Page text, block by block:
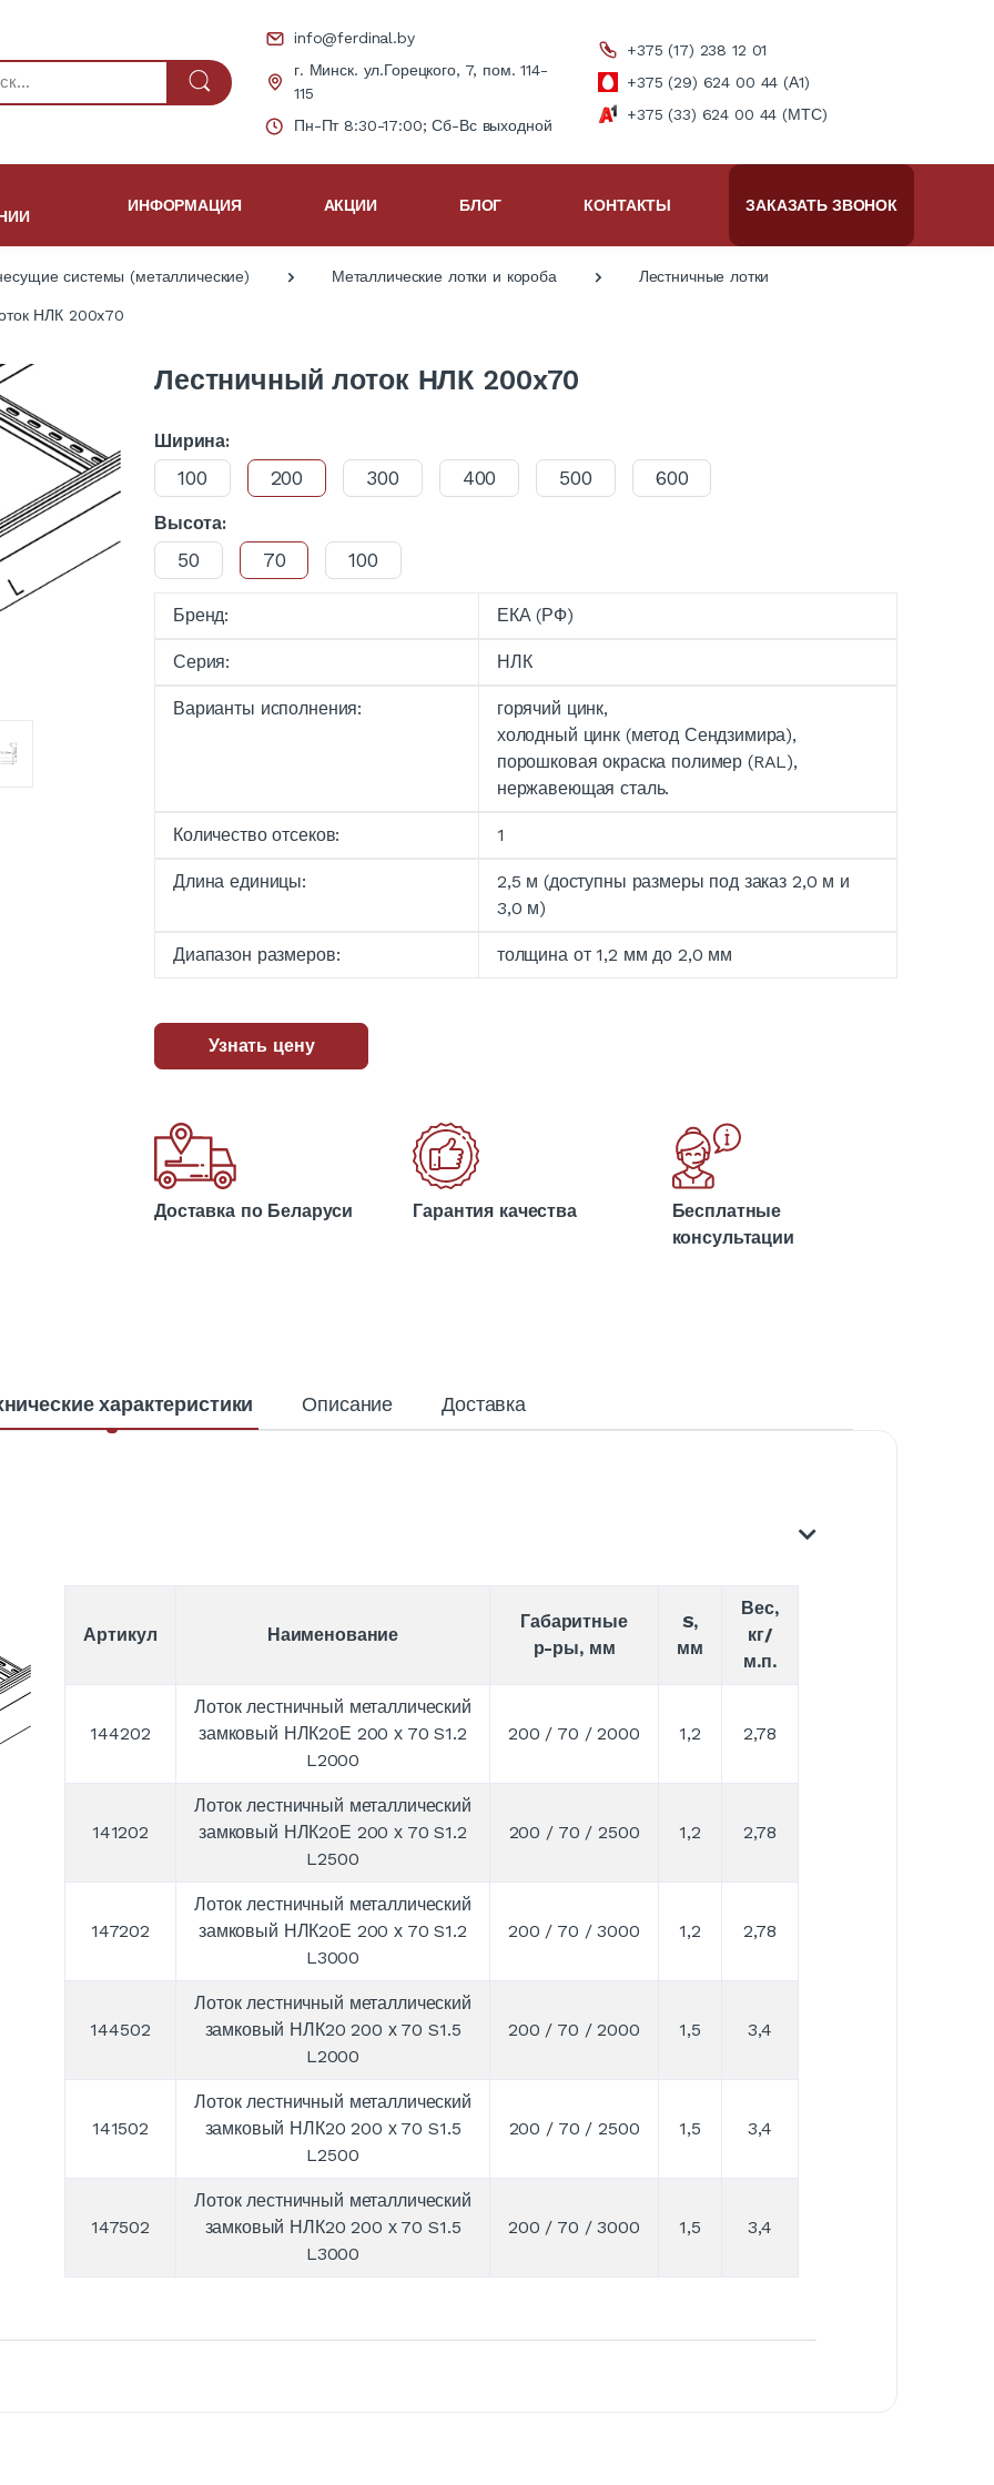
info@ferdinal.by
г. Минск. ул.Горецкого, 7, пом. 114-
115
Пн-Пт 8:30-17:00; Сб-Вс выходной
+375 (17) 238 12 01
+375 (29) 624 00 44 (А1)
+375 (33) 624 00 44 (МТС)
ИНФОРМАЦИЯ АКЦИИ БЛОГ КОНТАКТЫ ЗАКАЗАТЬ ЗВОНОК
системы (металлические) Металлические лотки и короба Лестничные лотки
НЛК 200x70
Лестничный лоток НЛК 200x70
Ширина:
100 200 300 400 500 600
Высота:
50 70 100
Бренд: ЕКА (РФ)
Серия: НЛК
Варианты исполнения:
горячий цинк,
холодный цинк (метод Сендзимира),
порошковая окраска полимер (RAL),
нержавеющая сталь.
Количество отсеков: 1
Длина единицы:
2,5 м (доступны размеры под заказ 2,0 м и
3,0 м)
Диапазон размеров: толщина от 1,2 мм до 2,0 мм
Узнать цену
Доставка по Беларуси Гарантия качества
Бесплатные
консультации
характеристики Описание Доставка
Артикул Наименование
Габаритные
р-ры, мм
S,
мм
Вес,
кг/
м.п.
144202
Лоток лестничный металлический
замковый НЛК20Е 200 х 70 S1.2
L2000
200 / 70 / 2000 1,2 2,78
141202
Лоток лестничный металлический
замковый НЛК20Е 200 х 70 S1.2
L2500
200 / 70 / 2500 1,2 2,78
147202
Лоток лестничный металлический
замковый НЛК20Е 200 х 70 S1.2
L3000
200 / 70 / 3000 1,2 2,78
144502
Лоток лестничный металлический
замковый НЛК20 200 х 70 S1.5
L2000
200 / 70 / 2000 1,5 3,4
141502
Лоток лестничный металлический
замковый НЛК20 200 х 70 S1.5
L2500
200 / 70 / 2500 1,5 3,4
147502
Лоток лестничный металлический
замковый НЛК20 200 х 70 S1.5
L3000
200 / 70 / 3000 1,5 3,4